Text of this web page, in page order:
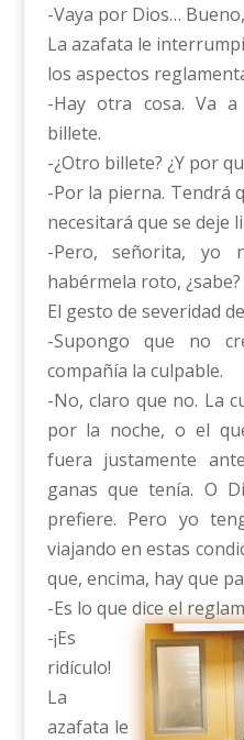
-Vaya por Dios…
La azafata le
los aspectos
-Hay otra cosa. Va
billete.
-¿Otro billete? ¿Y por
-Por la pierna. Tendrá
necesitará que se deje
-Pero, señorita, yo
habérmela roto, ¿sabe?
El gesto de severidad
-Supongo que no
compañía la culpable.
-No, claro que no. La
por la noche, o el
fuera justamente
ganas que tenía. O
prefiere. Pero yo
viajando en estas
que, encima, hay que
-Es lo que dice el
-¡Es
ridículo!
La
azafata le